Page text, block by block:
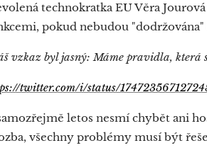
technokratka EU Věra
pokud nebudou
vzkaz byl jasný: Máme pravidla, která
twitter.com/i/status/
letos nesmí chybět ani
všechny problémy musí být